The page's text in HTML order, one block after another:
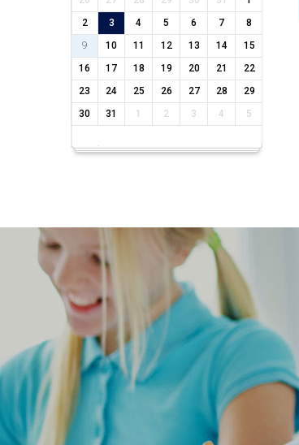
2
3 4 5 6 7
8
9
10 11 12 13 14
15
16
17 18 19 20 21
22
23
24 25 26 27 28
29
30
31 1 2 3 4 5